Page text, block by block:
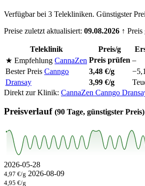
Verfügbar bei 3 Telekliniken. Günstigster
Preise zuletzt aktualisiert: 09.08.2026 ↑ Preis
Teleklinik Preis/g
★ Empfehlung CannaZen Preis prüfen –
Bester Preis Canngo 3,48 €/g
Dransay
3,99 €/g
Direkt zur Klinik: CannaZen Canngo
Preisverlauf (90 Tage, günstigster Preis)
2026-05-28
4,97 €/g 2026-08-09
4,95 €/g